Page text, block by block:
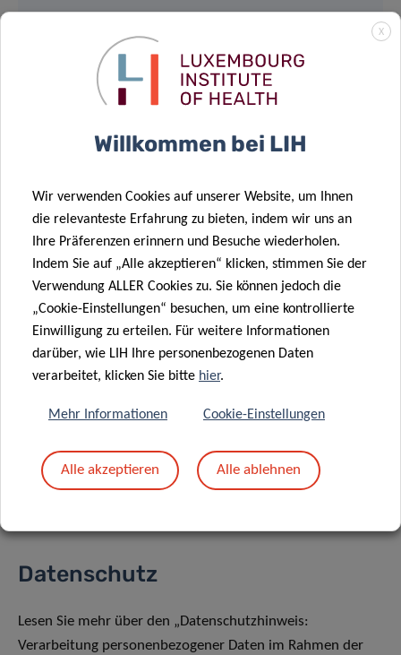
12:30pm – 14:00pm
House of BioHealth
Salle Françoise Barré Sinoussi
Supported by:
Teilen auf
Datenschutz
Lesen Sie mehr über den „Datenschutzhinweis:
Verarbeitung personenbezogener Daten im Rahmen der
X
Willkommen bei LIH
Wir verwenden Cookies auf unserer Website, um Ihnen
die relevanteste Erfahrung zu bieten, indem wir uns an
Ihre Präferenzen erinnern und Besuche wiederholen.
Indem Sie auf „Alle akzeptieren“ klicken, stimmen Sie der
Verwendung ALLER Cookies zu. Sie können jedoch die
„Cookie-Einstellungen“ besuchen, um eine kontrollierte
Einwilligung zu erteilen. Für weitere Informationen
darüber, wie LIH Ihre personenbezogenen Daten
verarbeitet, klicken Sie bitte hier.
Mehr Informationen Cookie-Einstellungen
Alle akzeptieren Alle ablehnen